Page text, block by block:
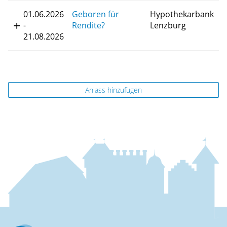
01.06.2026
-
21.08.2026
Geboren für
Rendite?
Hypothekarbank
Lenzburg
Anlass hinzufügen